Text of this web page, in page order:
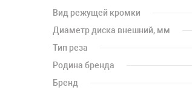
Вид режущей кромки
Диаметр диска внешний, мм
Тип реза
Родина бренда
Бренд